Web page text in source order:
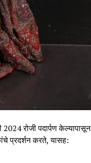
रोजी पदार्पण केल्यापासून
प्रदर्शन करते, यासह: